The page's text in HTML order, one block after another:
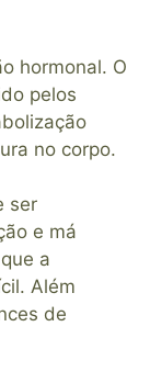
hormonal. O
pelos
no corpo.
ser
e má
a
Além
de